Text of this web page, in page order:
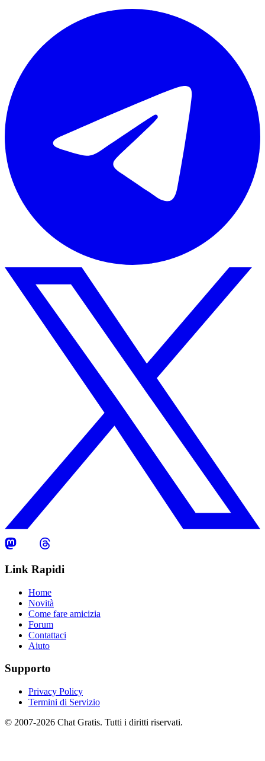
Link Rapidi
Home
Novità
Come fare amicizia
Forum
Contattaci
Aiuto
Supporto
Privacy Policy
Termini di Servizio
© 2007-2026 Chat Gratis. Tutti i diritti riservati.